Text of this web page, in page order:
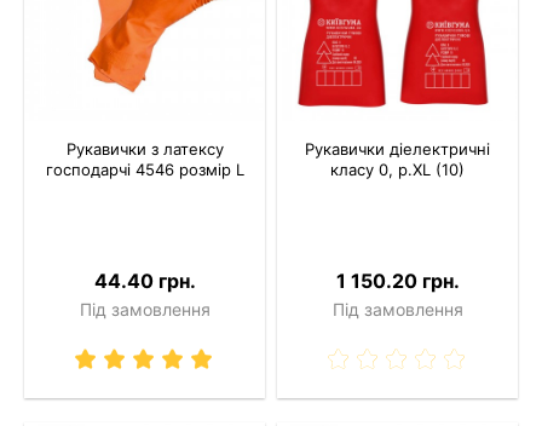
Рукавички з латексу
господарчі 4546 розмір L
44.40 грн.
Під замовлення
Рукавички діелектричні
класу 0, р.XL (10)
1 150.20 грн.
Під замовлення